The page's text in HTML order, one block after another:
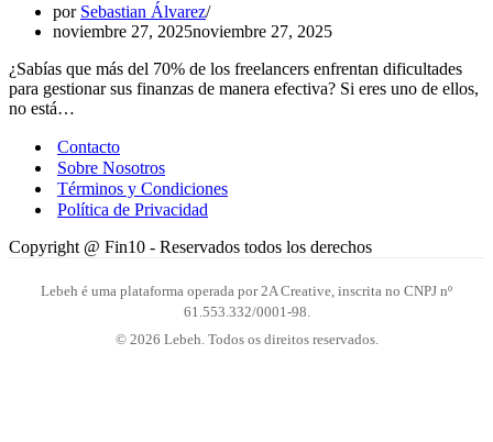
por Sebastian Álvarez
noviembre 27, 2025noviembre 27, 2025
¿Sabías que más del 70% de los freelancers enfrentan dificultades
para gestionar sus finanzas de manera efectiva? Si eres uno de ellos,
no está…
Contacto
Sobre Nosotros
Términos y Condiciones
Política de Privacidad
Copyright @ Fin10 - Reservados todos los derechos
Lebeh é uma plataforma operada por 2A Creative, inscrita no CNPJ nº
61.553.332/0001-98.
© 2026 Lebeh. Todos os direitos reservados.